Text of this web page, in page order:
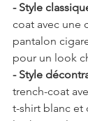
- Style
coat avec une
pantalon
pour un look
- Style
trench-coat
t-shirt blanc et